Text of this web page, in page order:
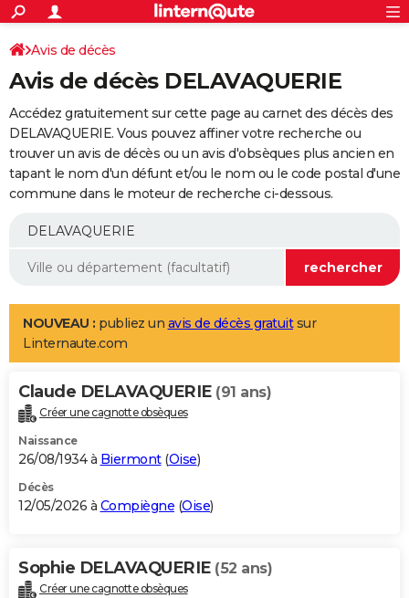
ACTUALITÉS
Politique
Société
Faits Divers
Education
Monde
Villes
+
SPORT
Coupe du monde 2026
Football
Tennis
Cyclisme
Rugby
Forum
Programme TV
TNT
Streaming
Cinéma
Sorties cinéma
Musique
+
FINANCE
Retraite
Epargne
Immobilier
Risques naturels par ville
Assurance
AUTO
Essais
Réserver un essai
Citadines
Berlines
SUV
Forum auto
+
Mobiles
Meilleur smartphone
Internet
Ordinateurs
Jeux vidéo
Guide high-tech
Aménagement intérieur
LIFESTYLE
Art de vivre
Bien-être
Loisirs
Mode
Modes de vie
Alimentation
Guide de la santé
Maladies
Médicaments
Sommeil
VOYAGE
Destinations
City break
Voyage nature
Voyage de noces
Forum
Climat
+PHOTO
GUIDES D'ACHAT
BONS PLANS
Carte de Noël
Carte Bonne année
Carte Saint-Valentin
Carte Pâques
Carte d'anniversaire
DICTIONNAIRE
Avis de décès
Avis de décès DELAVAQUERIE
Accédez gratuitement sur cette page au carnet des décès des
DELAVAQUERIE. Vous pouvez affiner votre recherche ou
trouver un avis de décès ou un avis d'obsèques plus ancien en
tapant le nom d'un défunt et/ou le nom ou le code postal d'une
commune dans le moteur de recherche ci-dessous.
NOUVEAU : publiez un avis de décès gratuitsur
Linternaute.com
Claude DELAVAQUERIE (91 ans)
Créer une cagnotte obsèques
Naissance
26/08/1934 à Biermont(Oise)
Décès
12/05/2026 à Compiègne (Oise)
Sophie DELAVAQUERIE (52 ans)
Créer une cagnotte obsèques